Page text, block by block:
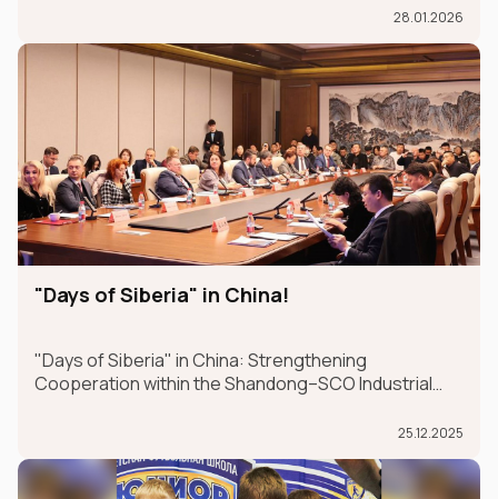
the MADE IN RUSSIA exhibit, which is taking place in
Dubai from January 26-30.
28.01.2026
"Days of Siberia" in China!
"Days of Siberia" in China: Strengthening
Cooperation within the Shandong–SCO Industrial
25.12.2025